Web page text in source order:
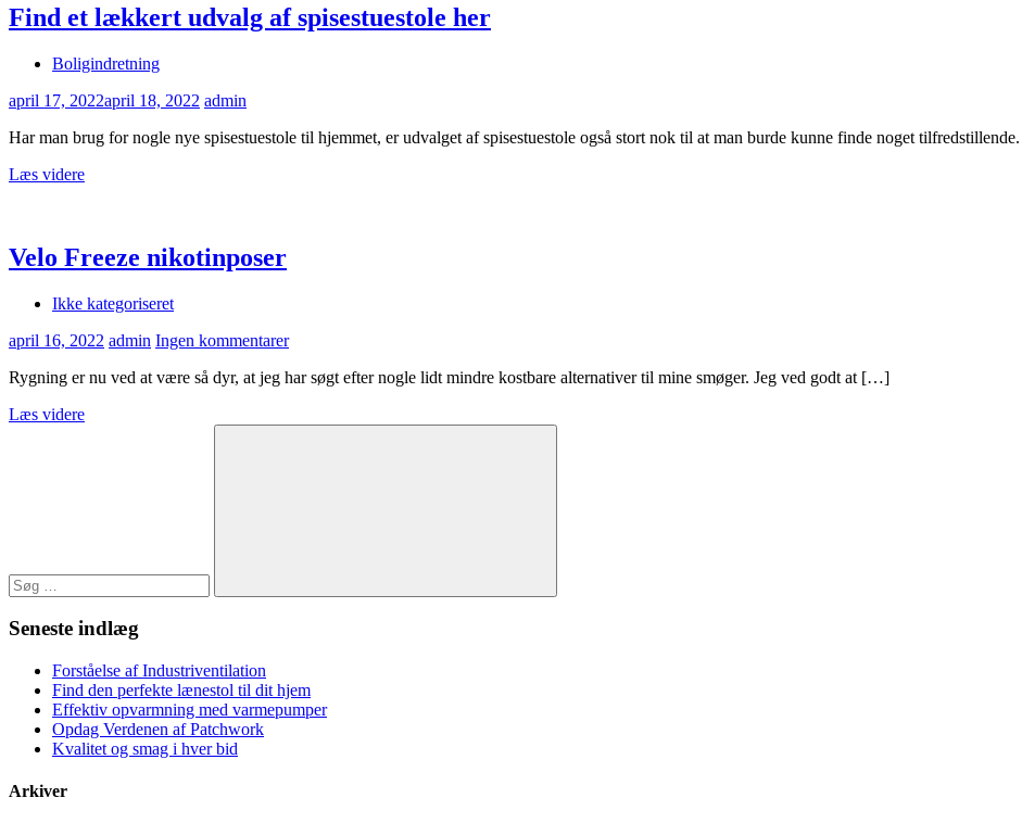
Find et lækkert udvalg af spisestuestole her
Boligindretning
april 17, 2022april 18, 2022 admin
Har man brug for nogle nye spisestuestole til hjemmet, er udvalget af spisestuestole også stort nok til at man burde kunne finde noget
Læs videre
Velo Freeze nikotinposer
Ikke kategoriseret
april 16, 2022 admin Ingen kommentarer
Rygning er nu ved at være så dyr, at jeg har søgt efter nogle lidt mindre kostbare alternativer til mine smøger. Jeg ved godt at […]
Læs videre
Søg
Seneste indlæg
Forståelse af Industriventilation
Find den perfekte lænestol til dit hjem
Effektiv opvarmning med varmepumper
Opdag Verdenen af Patchwork
Kvalitet og smag i hver bid
Arkiver